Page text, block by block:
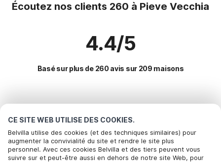
CE SITE WEB UTILISE DES COOKIES.
Belvilla utilise des cookies (et des techniques similaires) pour
augmenter la convivialité du site et rendre le site plus
personnel. Avec ces cookies Belvilla et des tiers peuvent vous
suivre sur et peut-être aussi en dehors de notre site Web, pour
Écoutez nos clients 260 à Pieve Vecchia
4.4/5
Basé sur plus de 260 avis sur 209 maisons
vacances
Villes offrant les meilleures commodités pour les vacances
Maison de vacances au bord du lac anfo
Commodités populaires pour les vacances en Pieve-
Bel om te boeken